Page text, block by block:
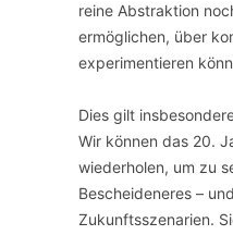
reine Abstraktion
ermöglichen, über
experimentieren
Dies gilt
Wir können das 20.
wiederholen, um zu
Bescheideneres –
Zukunftsszenarien.